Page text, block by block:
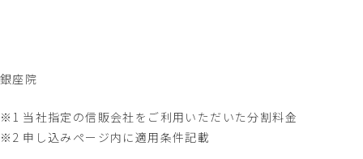
銀座院
※1 当社指定の信販会社をご利用いただいた分割料金
※2 申し込みページ内に適用条件記載